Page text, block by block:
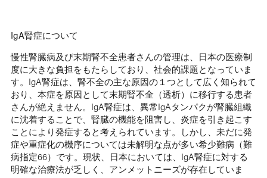
IgA腎症について
慢性腎臓病及び末期腎不全患者さんの管理は、日本の医療制
度に大きな負担をもたらしており、社会的課題となっていま
す。IgA腎症は、腎不全の主な原因の１つとして広く知られて
おり、本症を原因として末期腎不全（透析）に移行する患者
さんが絶えません。IgA腎症は、異常IgAタンパクが腎臓組織
に沈着することで、腎臓の機能を阻害し、炎症を引き起こす
ことにより発症すると考えられています。しかし、未だに発
症や重症化の機序については未解明な点が多い希少難病（難
病指定66）です。現状、日本においては、IgA腎症に対する
明確な治療法が乏しく、アンメットニーズが存在していま